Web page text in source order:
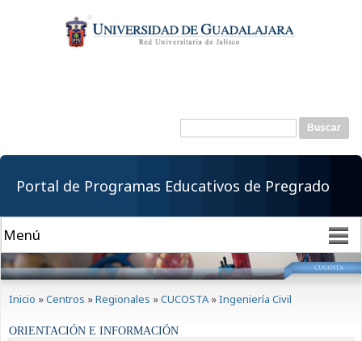
contenido
principal
Formulario de
Buscar
Portal de Programas Educativos de Pregrado
Inicio »Centros »Regionales »CUCOSTA »Ingeniería Civil
ORIENTACIÓN E INFORMACIÓN